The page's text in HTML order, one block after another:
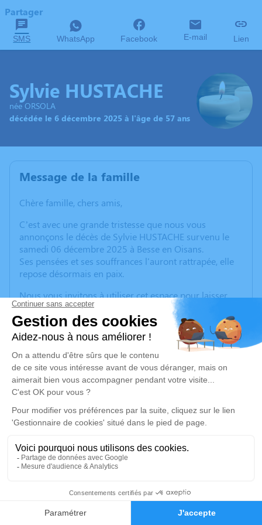
Faire-part Hommages
Partager
SMS WhatsApp Facebook E-mail Lien
Sylvie HUSTACHE
née ORSOLA
décédée le 6 décembre 2025 à l'âge de 57 ans
Message de la famille
Chère famille, chers amis,
C’est avec une grande tristesse que nous vous
annonçons le décès de Sylvie HUSTACHE survenu le
samedi 06 décembre 2025 à Besse en Oisans.
Ses pensées et ses souffrances l'auront rattrapée, elle
repose désormais en paix.
Nous vous invitons à utiliser cet espace pour laisser
vos condoléances et vos hommages. Cet endroit est un
lieu d'expression dédié à honorer sa mémoire.
Vous pourrez lui rendre un dernier hommage ce
mercredi 10 décembre au salon funéraire de La Mure.
Les funérailles se feront dans l'intimité.
Un service de plantation d’arbre hommage est
disponible ici
Déroulé des obsèques
Repos en salon funéraire